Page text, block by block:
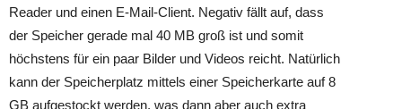
Reader und einen E-Mail-Client. Negativ fällt auf, dass
der Speicher gerade mal 40 MB groß ist und somit
höchstens für ein paar Bilder und Videos reicht. Natürlich
kann der Speicherplatz mittels einer Speicherkarte auf 8
GB aufgestockt werden, was dann aber auch extra